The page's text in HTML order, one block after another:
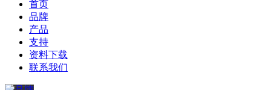
首页
品牌
产品
支持
资料下载
联系我们